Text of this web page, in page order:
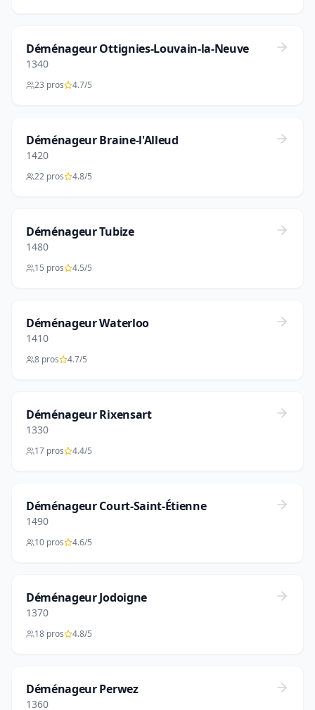
Déménageur Ottignies-Louvain-la-Neuve
1340
23 pros 4.7/5
Déménageur Braine-l'Alleud
1420
22 pros 4.8/5
Déménageur Tubize
1480
15 pros 4.5/5
Déménageur Waterloo
1410
8 pros 4.7/5
Déménageur Rixensart
1330
17 pros 4.4/5
Déménageur Court-Saint-Étienne
1490
10 pros 4.6/5
Déménageur Jodoigne
1370
18 pros 4.8/5
Déménageur Perwez
1360